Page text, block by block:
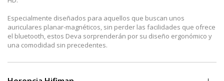
Especialmente diseñados para aquellos que buscan unos
auriculares planar-magnéticos, sin perder las facilidades que ofrece
el bluetooth, estos Deva sorprenderán por su diseño ergonómico y
una comodidad sin precedentes.